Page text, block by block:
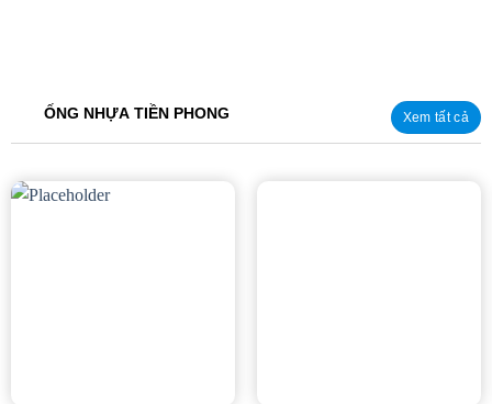
ỐNG NHỰA TIỀN PHONG Xem tất cả